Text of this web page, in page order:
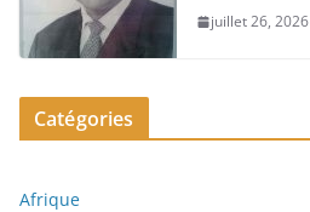
juillet 26, 2026
Catégories
Afrique